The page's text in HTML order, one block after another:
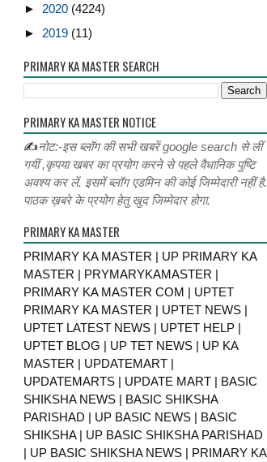
► 2020 (4224)
► 2019 (11)
PRIMARY KA MASTER SEARCH
PRIMARY KA MASTER NOTICE
✍नोट:-इस ब्लॉग की सभी खबरें google search से लीं
गयीं ,कृपया खबर का प्रयोग करने से पहले वैधानिक पुष्टि
अवश्य कर लें. इसमें ब्लॉग एडमिन की कोई जिम्मेदारी नहीं है.
पाठक ख़बरे के प्रयोग हेतु खुद जिम्मेदार होगा.
PRIMARY KA MASTER
PRIMARY KA MASTER | UP PRIMARY KA
MASTER | PRYMARYKAMASTER |
PRIMARY KA MASTER COM | UPTET
PRIMARY KA MASTER | UPTET NEWS |
UPTET LATEST NEWS | UPTET HELP |
UPTET BLOG | UP TET NEWS | UP KA
MASTER | UPDATEMART |
UPDATEMARTS | UPDATE MART | BASIC
SHIKSHA NEWS | BASIC SHIKSHA
PARISHAD | UP BASIC NEWS | BASIC
SHIKSHA | UP BASIC SHIKSHA PARISHAD
| UP BASIC SHIKSHA NEWS | PRIMARY KA